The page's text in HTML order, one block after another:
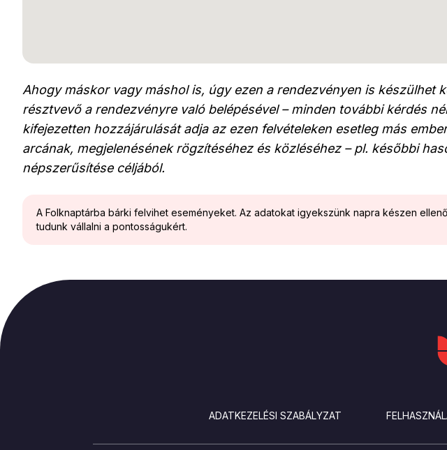
Ahogy máskor vagy máshol is, úgy ezen a rendezvényen is készülhet
résztvevő a rendezvényre való belépésével – minden további kérdés
kifejezetten hozzájárulását adja az ezen felvételeken esetleg más
arcának, megjelenésének rögzítéséhez és közléséhez – pl. későbbi
népszerűsítése céljából.
A Folknaptárba bárki felvihet eseményeket. Az adatokat igyekszünk napra készen
tudunk vállalni a pontosságukért.
ADATKEZELÉSI SZABÁLYZAT